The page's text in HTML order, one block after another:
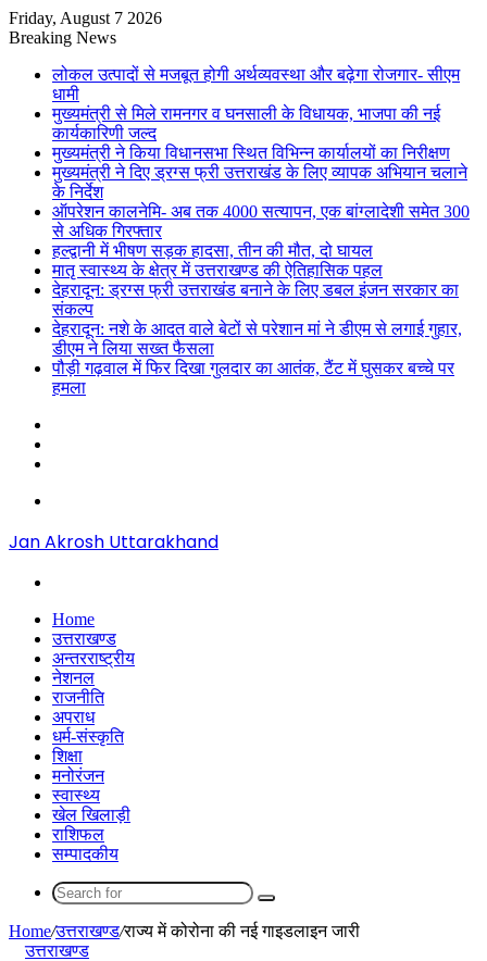
Friday, August 7 2026
Breaking News
लोकल उत्पादों से मजबूत होगी अर्थव्यवस्था और बढ़ेगा रोजगार- सीएम
धामी
मुख्यमंत्री से मिले रामनगर व घनसाली के विधायक, भाजपा की नई
कार्यकारिणी जल्द
मुख्यमंत्री ने किया विधानसभा स्थित विभिन्न कार्यालयों का निरीक्षण
मुख्यमंत्री ने दिए ड्रग्स फ्री उत्तराखंड के लिए व्यापक अभियान चलाने
के निर्देश
ऑपरेशन कालनेमि- अब तक 4000 सत्यापन, एक बांग्लादेशी समेत 300
से अधिक गिरफ्तार
हल्द्वानी में भीषण सड़क हादसा, तीन की मौत, दो घायल
मातृ स्वास्थ्य के क्षेत्र में उत्तराखण्ड की ऐतिहासिक पहल
देहरादून: ड्रग्स फ्री उत्तराखंड बनाने के लिए डबल इंजन सरकार का
संकल्प
देहरादून: नशे के आदत वाले बेटों से परेशान मां ने डीएम से लगाई गुहार,
डीएम ने लिया सख्त फैसला
पौड़ी गढ़वाल में फिर दिखा गुलदार का आतंक, टैंट में घुसकर बच्चे पर
हमला
Jan Akrosh Uttarakhand
Home
उत्तराखण्ड
अन्तरराष्ट्रीय
नेशनल
राजनीति
अपराध
धर्म-संस्कृति
शिक्षा
मनोरंजन
स्वास्थ्य
खेल खिलाड़ी
राशिफल
सम्पादकीय
Search
Home/उत्तराखण्ड/राज्य में कोरोना की नई गाइडलाइन जारी
उत्तराखण्ड